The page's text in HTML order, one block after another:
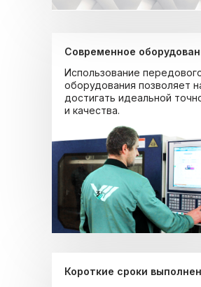
Использование
оборудования позволяет
достигать идеальной
и качества.
Современное
Короткие сроки